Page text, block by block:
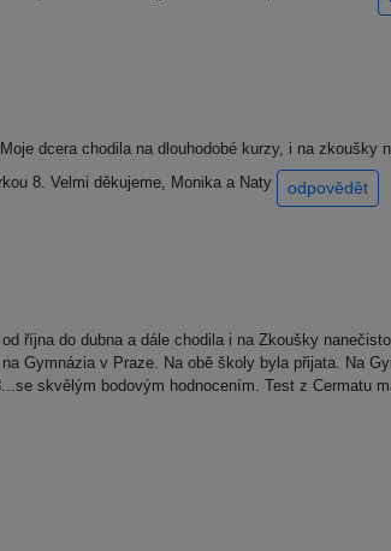
dcera chodila na dlouhodobé kurzy, i na zkoušky
8. Velmi děkujeme, Monika a Naty
odpovědět
října do dubna a dále chodila i na Zkoušky
Gymnázia v Praze. Na obě školy byla přijata. Na
skvělým bodovým hodnocením. Test z Cermatu